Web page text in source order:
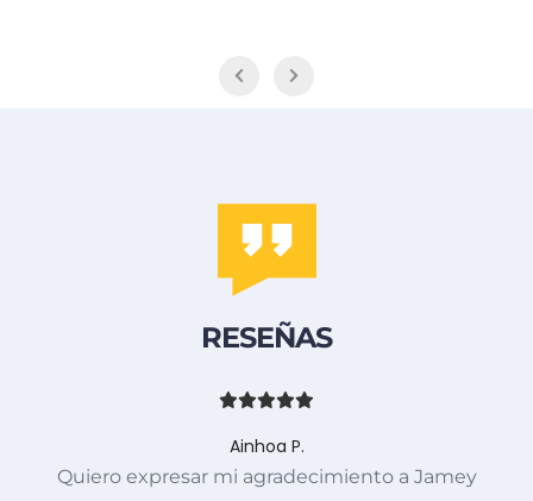
RESEÑAS
Ainhoa P.
Quiero expresar mi agradecimiento a Jamey